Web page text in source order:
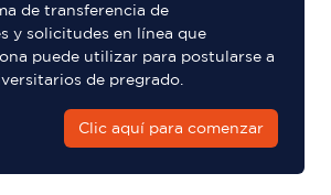
de transferencia de
y solicitudes en línea que
puede utilizar para postularse a
de pregrado.
Clic aquí para comenzar